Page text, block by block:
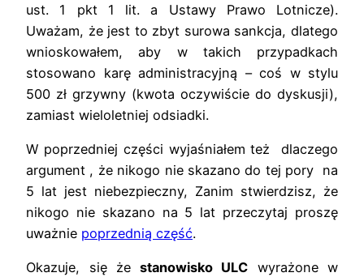
ust. 1 pkt 1 lit. a Ustawy Prawo Lotnicze).
Uważam, że jest to zbyt surowa sankcja, dlatego
wnioskowałem, aby w takich przypadkach
stosowano karę administracyjną – coś w stylu
500 zł grzywny (kwota oczywiście do dyskusji),
zamiast wieloletniej odsiadki.
W poprzedniej części wyjaśniałem też dlaczego
argument , że nikogo nie skazano do tej pory na
5 lat jest niebezpieczny, Zanim stwierdzisz, że
nikogo nie skazano na 5 lat przeczytaj proszę
uważnie poprzednią część.
Okazuje, się że stanowisko ULC wyrażone w